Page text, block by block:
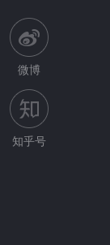
微博
知乎号